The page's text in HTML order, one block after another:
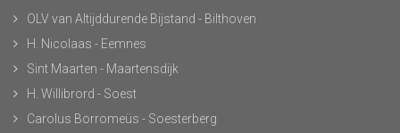
OLV van Altijddurende Bijstand - Bilthoven
H. Nicolaas - Eemnes
Sint Maarten - Maartensdijk
H. Willibrord - Soest
Carolus Borromeüs - Soesterberg